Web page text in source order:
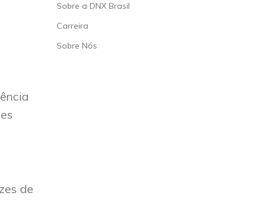
de
Sobre a DNX Brasil
Carreira
Sobre Nós